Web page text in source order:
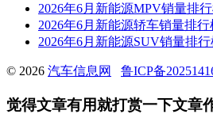
2026年6月新能源MPV销量排
2026年6月新能源轿车销量排
2026年6月新能源SUV销量排
© 2026 汽车信息网 鲁ICP备
觉得文章有用就打赏一下文章